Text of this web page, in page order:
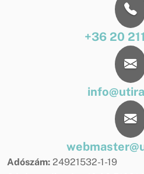
+36 20
Adószám: 24921532-1-19